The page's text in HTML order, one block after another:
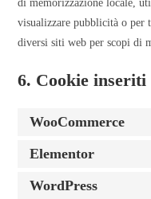
di memorizzazione locale,
visualizzare pubblicità o per
diversi siti web per scopi di
6. Cookie inseriti
WooCommerce
Elementor
WordPress